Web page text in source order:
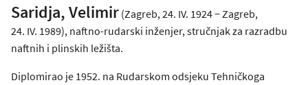
Saridja, Velimir (Zagreb, 24. IV. 1924 − Zagreb,
24. IV. 1989), naftno-rudarski inženjer, stručnjak za razradbu
naftnih i plinskih ležišta.
Diplomirao je 1952. na Rudarskom odsjeku Tehničkoga